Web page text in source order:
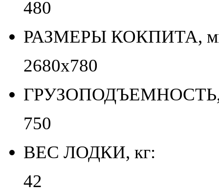
480
РАЗМЕРЫ КОКПИТА,
2680х780
ГРУЗОПОДЪЕМНОСТЬ,
750
ВЕС ЛОДКИ, кг:
42